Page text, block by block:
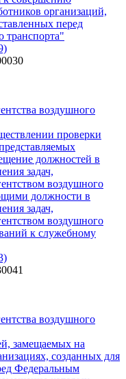
организаций,
перед
транспорта"
воздушного
проверки
должностей в
задач,
воздушного
должности в
задач,
воздушного
к служебному
воздушного
замещаемых на
созданных для
Федеральным